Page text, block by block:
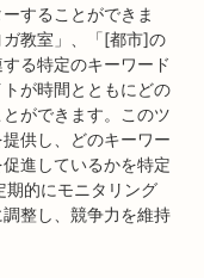
することができま
教室」、「[都市]の
る特定のキーワード
が時間とともにどの
ができます。このツ
供し、どのキーワー
進しているかを特定
的にモニタリング
整し、競争力を維持